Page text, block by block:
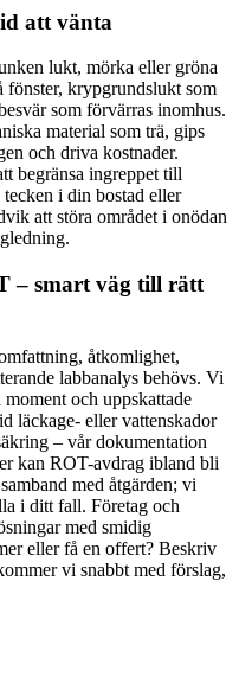
att vänta
lukt, mörka eller gröna
fönster, krypgrundslukt som
som förvärras inomhus.
material som trä, gips
och driva kostnader.
begränsa ingreppet till
i din bostad eller
att störa området i onödan
– smart väg till rätt
åtkomlighet,
labbanalys behövs. Vi
och uppskattade
läckage- eller vattenskador
– vår dokumentation
kan ROT-avdrag ibland bli
med åtgärden; vi
i ditt fall. Företag och
med smidig
eller få en offert? Beskriv
vi snabbt med förslag,